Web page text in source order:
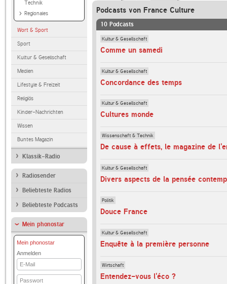
Technik
Regionales
Wort & Sport
Sport
Kultur & Gesellschaft
Medien
Lifestyle & Freizeit
Religiös
Kinder-Nachrichten
Wissen
Buntes Magazin
Klassik-Radio
Radiosender
Beliebteste Radios
Beliebteste Podcasts
Mein phonostar
Mein phonostar
Anmelden
E-
Mail
Passwort
Podcasts von France Culture
10 Podcasts
Kultur & Gesellschaft
Comme un samedi
Kultur & Gesellschaft
Concordance des temps
Kultur & Gesellschaft
Cultures monde
Wissenschaft & Technik
De cause à effets, le magazine de
Kultur & Gesellschaft
Divers aspects de la pensée
Politik
Douce France
Kultur & Gesellschaft
Enquête à la première personne
Wirtschaft
Entendez-vous l'éco ?